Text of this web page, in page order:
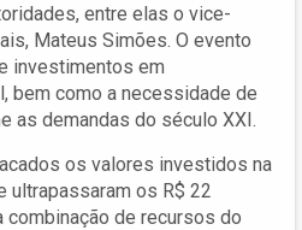
entre elas o vice-
Mateus Simões. O evento
investimentos em
bem como a necessidade de
as demandas do século XXI.
os valores investidos na
ultrapassaram os R$ 22
combinação de recursos do